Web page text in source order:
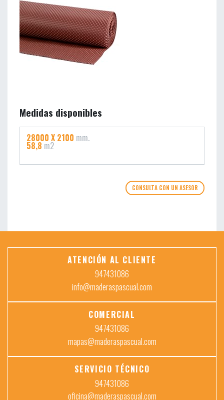
Se puede utilizar como capa de limpieza bajo solera
sustituyendo al hormigón magro.
Como encofrado perdido en hormigonados contra el terreno.
Rehabilitación de sótanos y construcciones subterráneas
afectadas por la humedad (cámaras bufas).
Medidas disponibles
28000 X 2100 mm.
58,8 m2
CONSULTA CON UN ASESOR
ATENCIÓN AL CLIENTE
947431086
info@maderaspascual.com
COMERCIAL
947431086
mapas@maderaspascual.com
SERVICIO TÉCNICO
947431086
oficina@maderaspascual.com